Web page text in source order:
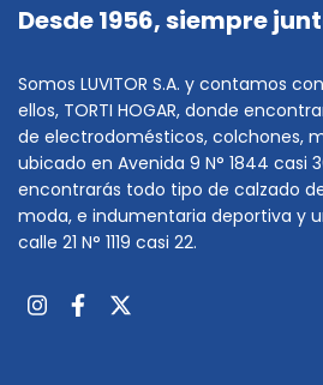
Desde 1956, siempre
Somos LUVITOR S.A. y contamos
ellos, TORTI HOGAR, donde
de electrodomésticos, colchones,
ubicado en Avenida 9 N° 1844 casi
encontrarás todo tipo de calzado
moda, e indumentaria deportiva y
calle 21 N° 1119 casi 22.